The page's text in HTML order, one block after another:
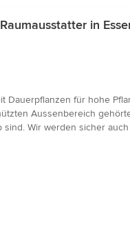
in
für hohe
Aussenbereich
Wir werden sicher